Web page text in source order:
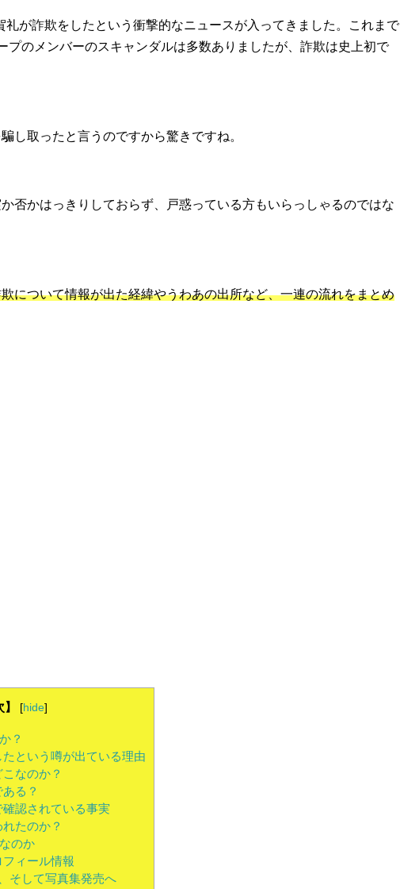
礼が詐欺をしたという衝撃的なニュースが入ってきました。これまで
プのメンバーのスキャンダルは多数ありましたが、詐欺は史上初で
し取ったと言うのですから驚きですね。
否かはっきりしておらず、戸惑っている方もいらっしゃるのではな
について情報が出た経緯やうわあの出所など、一連の流れをまとめ
[hide]
？
という噂が出ている理由
なのか？
る？
認されている事実
たのか？
のか
ィール情報
そして写真集発売へ